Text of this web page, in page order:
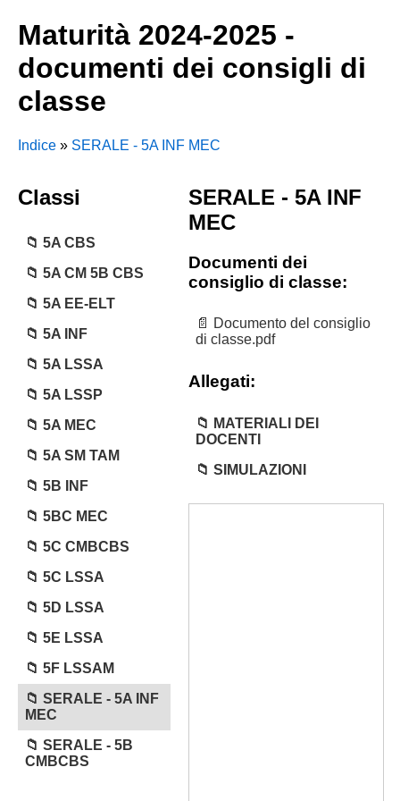
Maturità 2024-2025 -
documenti dei consigli di
classe
Indice » SERALE - 5A INF MEC
Classi
5A CBS
5A CM 5B CBS
5A EE-ELT
5A INF
5A LSSA
5A LSSP
5A MEC
5A SM TAM
5B INF
5BC MEC
5C CMBCBS
5C LSSA
5D LSSA
5E LSSA
5F LSSAM
SERALE - 5A INF
MEC
SERALE - 5B
CMBCBS
SERALE - 5A INF
MEC
Documenti dei
consiglio di classe:
Documento del consiglio
di classe.pdf
Allegati:
MATERIALI DEI
DOCENTI
SIMULAZIONI